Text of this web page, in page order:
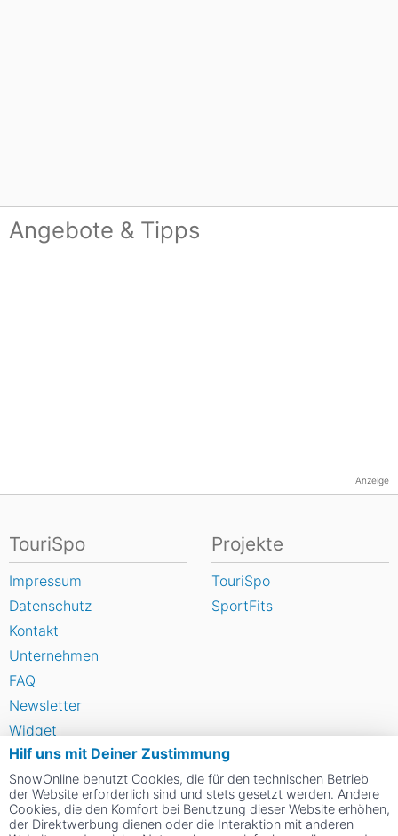
Angebote & Tipps
Anzeige
Hilf uns mit Deiner Zustimmung
SnowOnline benutzt Cookies, die für den technischen Betrieb
der Website erforderlich sind und stets gesetzt werden. Andere
Cookies, die den Komfort bei Benutzung dieser Website erhöhen,
der Direktwerbung dienen oder die Interaktion mit anderen
TouriSpo
Impressum
Datenschutz
Kontakt
Unternehmen
FAQ
Newsletter
Widget
Umfragen
Skigebiet bewerten
Projekte
TouriSpo
SportFits